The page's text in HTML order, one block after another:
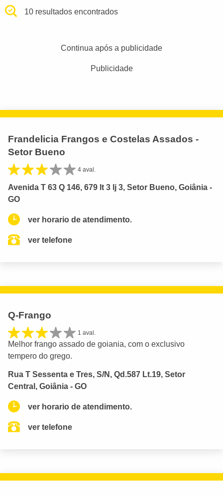
10 resultados encontrados
Continua após a publicidade
Publicidade
Frandelicia Frangos e Costelas Assados -
Setor Bueno
4 aval.
Avenida T 63 Q 146, 679 lt 3 lj 3, Setor Bueno, Goiânia -
GO
ver horario de atendimento.
ver telefone
Q-Frango
1 aval.
Melhor frango assado de goiania, com o exclusivo
tempero do grego.
Rua T Sessenta e Tres, S/N, Qd.587 Lt.19, Setor
Central, Goiânia - GO
ver horario de atendimento.
ver telefone